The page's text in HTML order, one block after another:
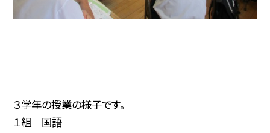
３学年の授業の様子です。
１組 国語